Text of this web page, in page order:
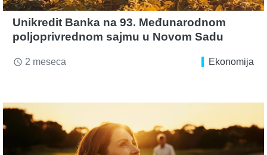
Unikredit Banka na 93. Međunarodnom
poljoprivrednom sajmu u Novom Sadu
access_time 2 meseca Ekonomija